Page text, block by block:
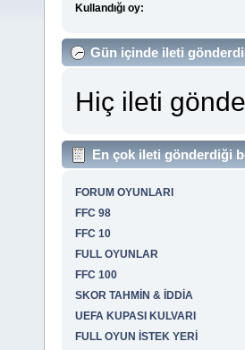
Kullandığı oy:
Gün içinde ileti
Hiç ileti
En çok ileti gönderdiği
FORUM OYUNLARI
FFC 98
FFC 10
FULL OYUNLAR
FFC 100
SKOR TAHMİN & İDDİA
UEFA KUPASI KULVARI
FULL OYUN İSTEK YERİ